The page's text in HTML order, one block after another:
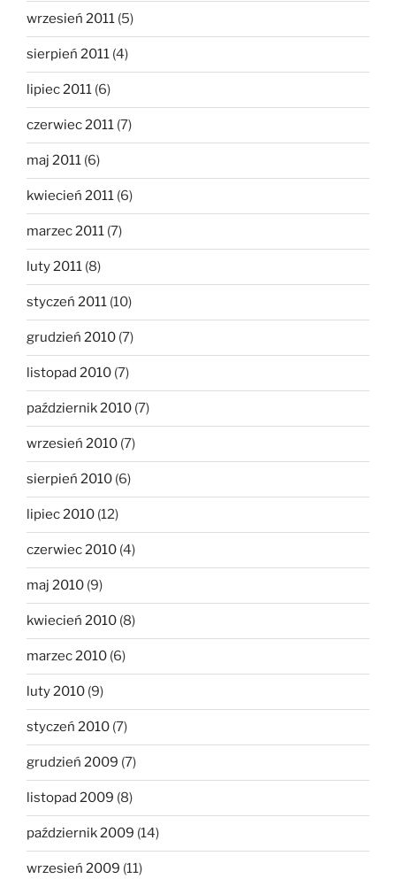
wrzesień 2011 (5)
sierpień 2011 (4)
lipiec 2011 (6)
czerwiec 2011 (7)
maj 2011 (6)
kwiecień 2011 (6)
marzec 2011 (7)
luty 2011 (8)
styczeń 2011 (10)
grudzień 2010 (7)
listopad 2010 (7)
październik 2010 (7)
wrzesień 2010 (7)
sierpień 2010 (6)
lipiec 2010 (12)
czerwiec 2010 (4)
maj 2010 (9)
kwiecień 2010 (8)
marzec 2010 (6)
luty 2010 (9)
styczeń 2010 (7)
grudzień 2009 (7)
listopad 2009 (8)
październik 2009 (14)
wrzesień 2009 (11)